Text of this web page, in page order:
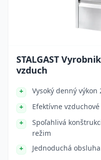
STALGAST
vzduch
Vysoký denný výkon
Efektívne
Spoľahlivá
režim
Jednoduchá